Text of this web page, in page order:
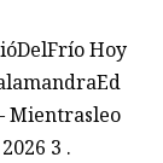
Hoy
Mientrasleo
3 .